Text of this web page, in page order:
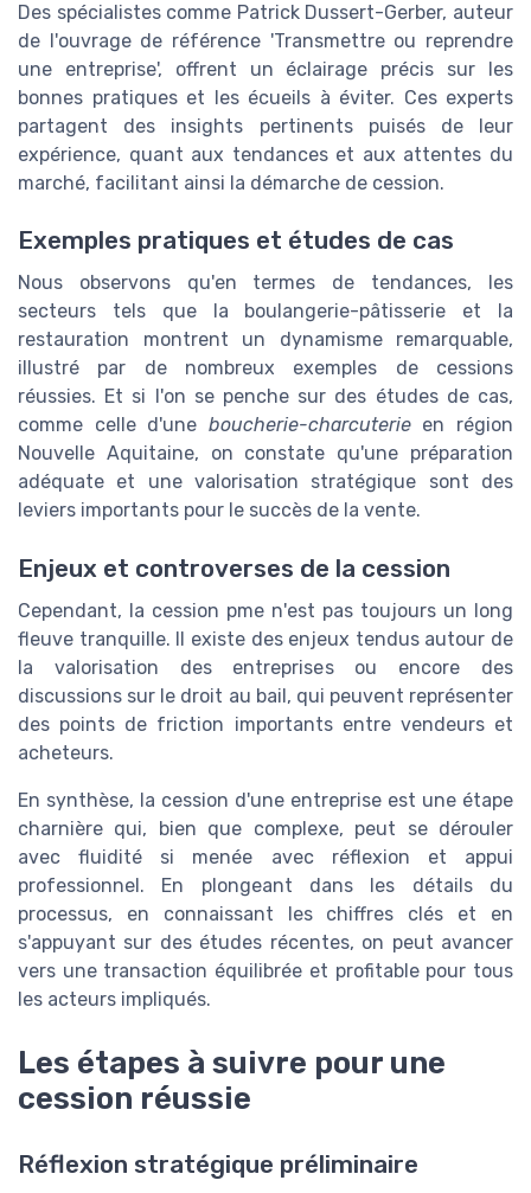
Des spécialistes comme Patrick Dussert-Gerber, auteur
de l'ouvrage de référence 'Transmettre ou reprendre
une entreprise', offrent un éclairage précis sur les
bonnes pratiques et les écueils à éviter. Ces experts
partagent des insights pertinents puisés de leur
expérience, quant aux tendances et aux attentes du
marché, facilitant ainsi la démarche de cession.
Exemples pratiques et études de cas
Nous observons qu'en termes de tendances, les
secteurs tels que la boulangerie-pâtisserie et la
restauration montrent un dynamisme remarquable,
illustré par de nombreux exemples de cessions
réussies. Et si l'on se penche sur des études de cas,
comme celle d'une boucherie-charcuterieen région
Nouvelle Aquitaine, on constate qu'une préparation
adéquate et une valorisation stratégique sont des
leviers importants pour le succès de la vente.
Enjeux et controverses de la cession
Cependant, la cession pme n'est pas toujours un long
fleuve tranquille. Il existe des enjeux tendus autour de
la valorisation des entreprises ou encore des
discussions sur le droit au bail, qui peuvent représenter
des points de friction importants entre vendeurs et
acheteurs.
En synthèse, la cession d'une entreprise est une étape
charnière qui, bien que complexe, peut se dérouler
avec fluidité si menée avec réflexion et appui
professionnel. En plongeant dans les détails du
processus, en connaissant les chiffres clés et en
s'appuyant sur des études récentes, on peut avancer
vers une transaction équilibrée et profitable pour tous
les acteurs impliqués.
Les étapes à suivre pour une
cession réussie
Réflexion stratégique préliminaire